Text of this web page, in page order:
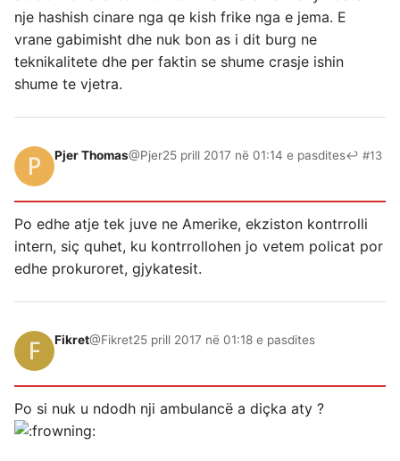
nje hashish cinare nga qe kish frike nga e jema. E
vrane gabimisht dhe nuk bon as i dit burg ne
teknikalitete dhe per faktin se shume crasje ishin
shume te vjetra.
Pjer Thomas@Pjer25 prill 2017 në 01:14 e pasdites↩ #13
Po edhe atje tek juve ne Amerike, ekziston kontrrolli
intern, siç quhet, ku kontrrollohen jo vetem policat por
edhe prokuroret, gjykatesit.
Fikret@Fikret25 prill 2017 në 01:18 e pasdites
Po si nuk u ndodh nji ambulancë a diçka aty ?